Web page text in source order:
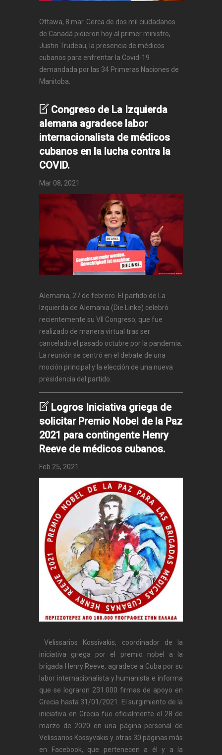
Ottawa, 8 mar. Cerca de dos mil ciudadanos
de Canadá pidieron hoy al primer ministro,
Justin Trudeau, la presencia de médicos
cubanos para enfrentar la Covid-19
demandada por las 34 Primeras Naciones de
Manitoba.
Congreso de La Izquierda
alemana agradece labor
internacionalista de médicos
cubanos en la lucha contra la
COVID.
Mar 08, 2021
Alemania, 27 de febrero. El partido de La
Izquierda de Alemania (Die Linke) celebró
recientemente su VII Congreso, que fue
realizado de manera virtual tras ser
cancelado el pasado octubre por la pandemia.
La reunión se centró en el debate de una
moción principal y la elección de una nueva
presidencia del partido.
Logros Iniciativa griega de
solicitar Premio Nobel de la Paz
2021 para contingente Henry
Reeve de médicos cubanos.
Feb 25, 2021
Velissarios Kossivakis, coordinador de la
iniciativa griega por el premio nobel a la
brigada Henry Reeve, agradece a Cuba por su
labor internacionalista y humanista e informa
que se lograron 231.000 firmas de apoyo en
Grecia hasta 31/01/2021. El surgimiento de la
iniciativa en Grecia fue oficialmente el 28 de
marzo de 2020 en una página personal de
Velissarios Kossyvakis y otras 30 páginas más
en Facebook, que pertenecen a él y a la